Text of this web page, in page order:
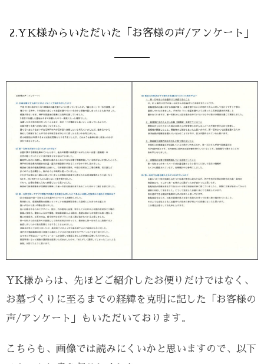
2.YK様からいただいた「お客様の声/アンケート」
YK様からは、先ほどご紹介したお便りだけではなく、
お墓づくりに至るまでの経緯を克明に記した「お客様の
声/アンケート」もいただいております。
こちらも、画像では読みにくいかと思いますので、以下